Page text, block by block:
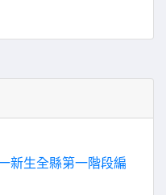
新生全縣第一階段編